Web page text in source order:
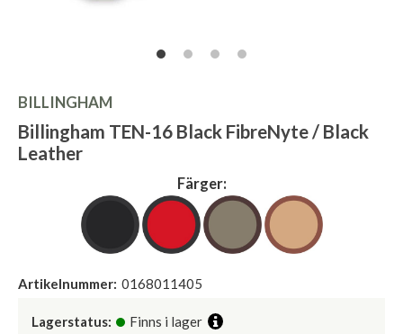
BILLINGHAM
Billingham TEN-16 Black FibreNyte / Black
Leather
Färger:
Artikelnummer: 0168011405
Lagerstatus: Finns i lager